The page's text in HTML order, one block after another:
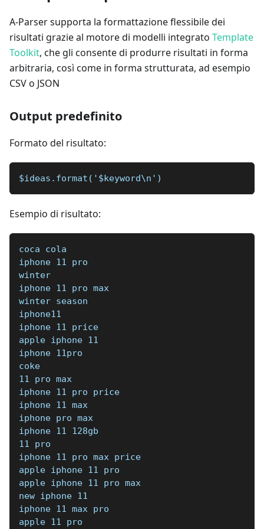
A-Parser supporta la formattazione flessibile dei
risultati grazie al motore di modelli integrato Template
Toolkit, che gli consente di produrre risultati in forma
arbitraria, così come in forma strutturata, ad esempio
CSV o JSON
Output predefinito
Formato del risultato:
$ideas.format('$keyword\n')
Esempio di risultato:
coca cola
iphone 11 pro
winter
iphone 11 pro max
winter season
iphone11
iphone 11 price
apple iphone 11
iphone 11pro
coke
11 pro max
iphone 11 pro price
iphone 11 max
iphone pro max
iphone 11 128gb
11 pro
iphone 11 pro max price
apple iphone 11 pro
apple iphone 11 pro max
new iphone 11
iphone 11 max pro
apple 11 pro